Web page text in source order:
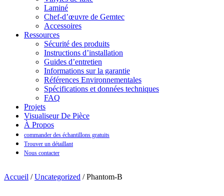
Laminé
Chef-d’œuvre de Gemtec
Accessoires
Ressources
Sécurité des produits
Instructions d’installation
Guides d’entretien
Informations sur la garantie
Références Environnementales
Spécifications et données techniques
FAQ
Projets
Visualiseur De Pièce
À Propos
commander des échantillons gratuits
Trouver un détaillant
Nous contacter
Accueil /Uncategorized / Phantom-B